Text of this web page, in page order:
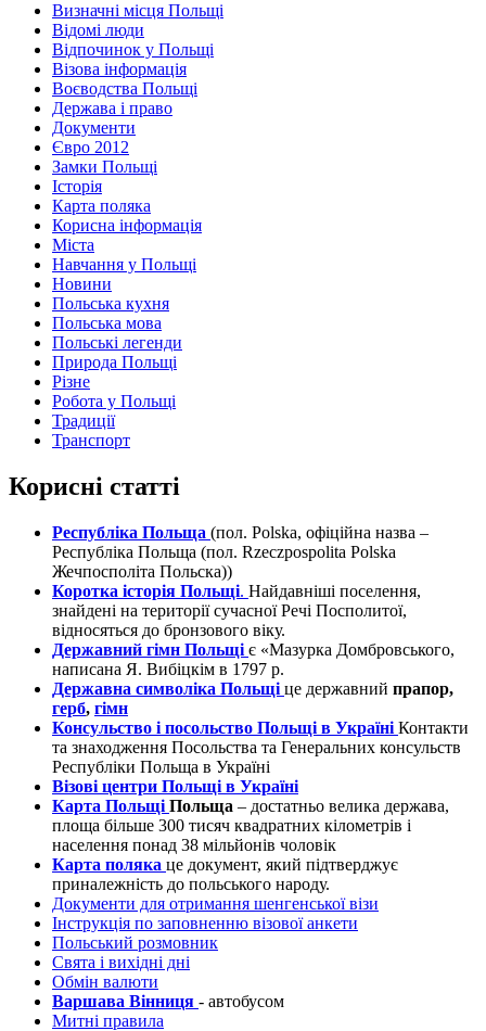
Визначні місця Польщі
Відомі люди
Відпочинок у Польщі
Візова інформація
Воєводства Польщі
Держава і право
Документи
Євро 2012
Замки Польщі
Історія
Карта поляка
Корисна інформація
Міста
Навчання у Польщі
Новини
Польська кухня
Польська мова
Польські легенди
Природа Польщі
Різне
Робота у Польщі
Традиції
Транспорт
Корисні статті
Республіка Польща (пол. Polska, офіційна назва –
Республіка Польща (пол. Rzeczpospolita Polska
Жечпосполіта Польска))
Коротка історія Польщі. Найдавніші поселення,
знайдені на території сучасної Речі Посполитої,
відносяться до бронзового віку.
Державний гімн Польщі є «Мазурка Домбровського,
написана Я. Вибіцкім в 1797 р.
Державна символіка Польщі це державний прапор,
герб, гімн
Консульство і посольство Польщі в Україні Контакти
та знаходження Посольства та Генеральних консульств
Республіки Польща в Україні
Візові центри Польщі в Україні
Карта Польщі Польща – достатньо велика держава,
площа більше 300 тисяч квадратних кілометрів і
населення понад 38 мільйонів чоловік
Карта поляка це документ, який підтверджує
приналежність до польського народу.
Документи для отримання шенгенської візи
Інструкція по заповненню візової анкети
Польський розмовник
Свята і вихідні дні
Обмін валюти
Варшава Вінниця - автобусом
Митні правила